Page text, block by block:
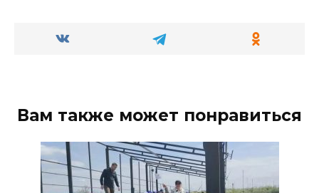
Вам также может понравиться